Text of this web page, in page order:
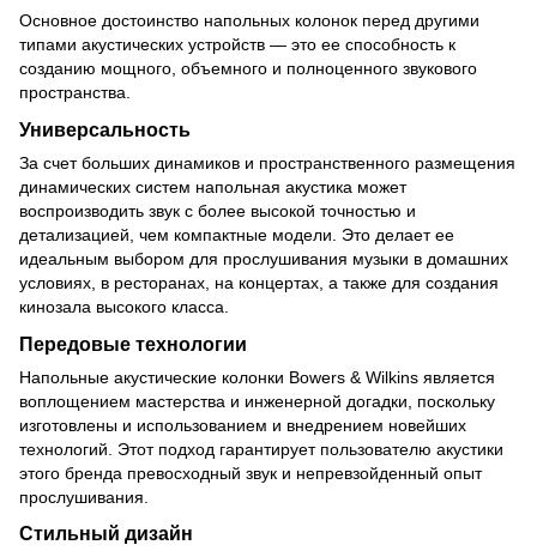
Основное достоинство напольных колонок перед другими
типами акустических устройств — это ее способность к
созданию мощного, объемного и полноценного звукового
пространства.
Универсальность
За счет больших динамиков и пространственного размещения
динамических систем напольная акустика может
воспроизводить звук с более высокой точностью и
детализацией, чем компактные модели. Это делает ее
идеальным выбором для прослушивания музыки в домашних
условиях, в ресторанах, на концертах, а также для создания
кинозала высокого класса.
Передовые технологии
Напольные акустические колонки Bowers & Wilkins является
воплощением мастерства и инженерной догадки, поскольку
изготовлены и использованием и внедрением новейших
технологий. Этот подход гарантирует пользователю акустики
этого бренда превосходный звук и непревзойденный опыт
прослушивания.
Стильный дизайн